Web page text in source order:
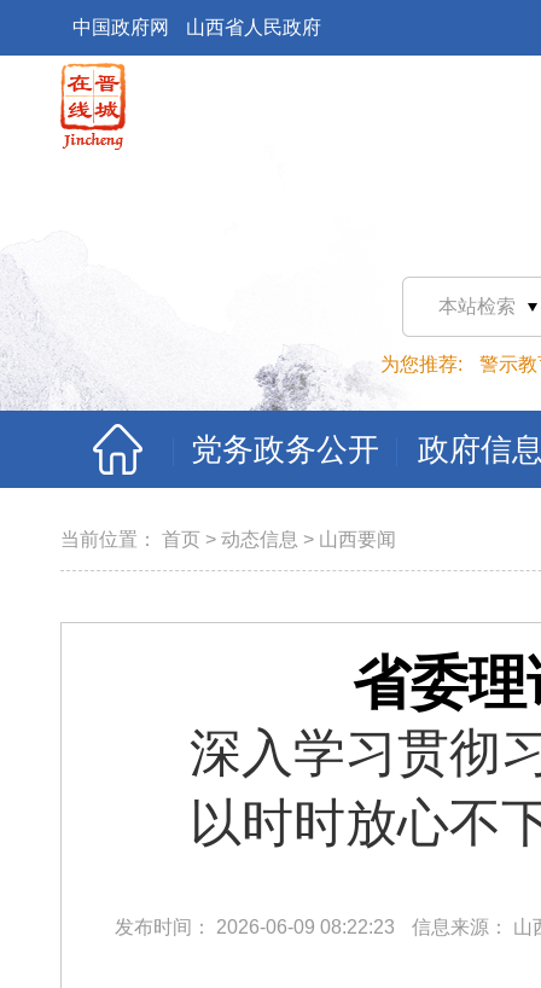
中国政府网 山西省人民政府
本站检索
为您推荐: 警示教
党务政务公开 政府信
当前位置： 首页 > 动态信息 > 山西要闻
省委
深入学习贯彻
以时时放心不
发布时间： 2026-06-09 08:22:23 信息来源： 山